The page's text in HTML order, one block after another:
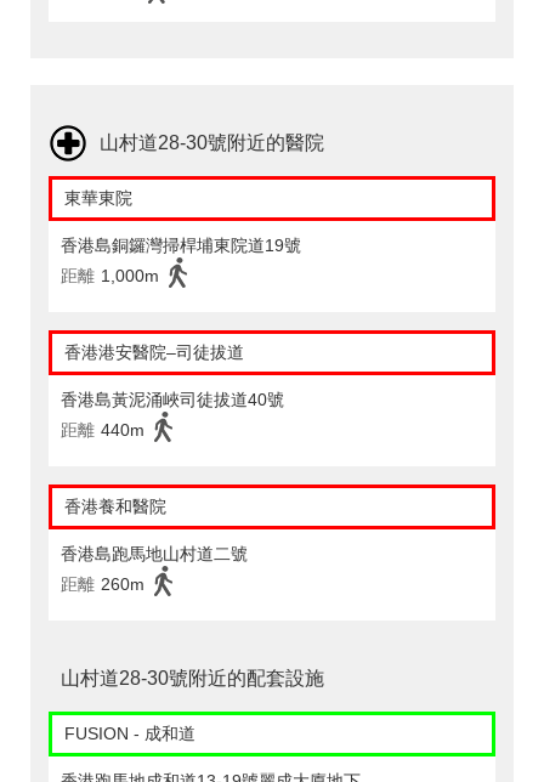
山村道28-30號附近的醫院
東華東院
香港島銅鑼灣掃桿埔東院道19號
距離 1,000m
香港港安醫院–司徒拔道
香港島黃泥涌峽司徒拔道40號
距離 440m
香港養和醫院
香港島跑馬地山村道二號
距離 260m
山村道28-30號附近的配套設施
FUSION - 成和道